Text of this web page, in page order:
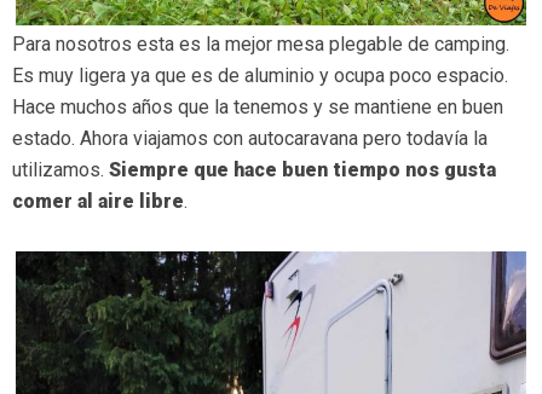
Para nosotros esta es la mejor mesa plegable de camping.
Es muy ligera ya que es de aluminio y ocupa poco espacio.
Hace muchos años que la tenemos y se mantiene en buen
estado. Ahora viajamos con autocaravana pero todavía la
utilizamos. Siempre que hace buen tiempo nos gusta
comer al aire libre.